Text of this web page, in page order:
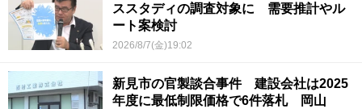
ススタディの調査対象に 需要推計やル
ート案検討
2026/8/7(金)19:02
新見市の官製談合事件 建設会社は2025
年度に最低制限価格で6件落札 岡山